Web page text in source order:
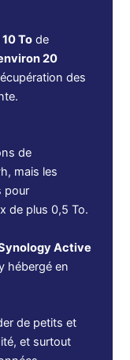
To de
20
des
de
mais les
pour
de plus 0,5 To.
Active
hébergé en
de petits et
et surtout